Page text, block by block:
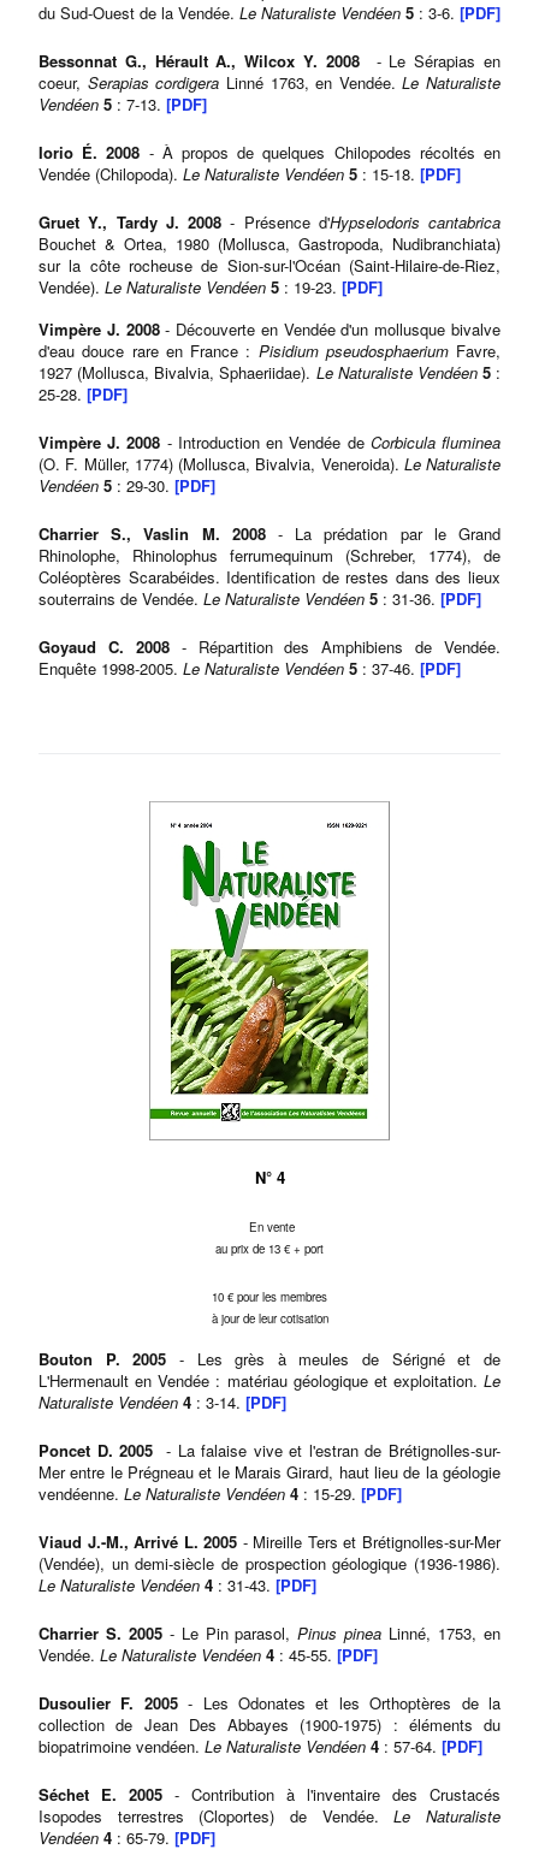
du Sud-Ouest de la Vendée. Le Naturaliste Vendéen 5 : 3-6. [PDF]
Bessonnat G., Hérault A., Wilcox Y. 2008- Le Sérapias en
coeur, Serapias cordigera Linné 1763, en Vendée.Le Naturaliste
Vendéen 5 : 7-13. [PDF]
Iorio É. 2008 - À propos de quelques Chilopodes récoltés en
Vendée (Chilopoda). Le Naturaliste Vendéen 5 : 15-18. [PDF]
Gruet Y., Tardy J. 2008 - Présence d'Hypselodoris cantabrica
Bouchet & Ortea, 1980 (Mollusca, Gastropoda, Nudibranchiata)
sur la côte rocheuse de Sion-sur-l'Océan (Saint-Hilaire-de-Riez,
Vendée). Le Naturaliste Vendéen 5 : 19-23. [PDF]
Vimpère J. 2008- Découverte en Vendée d'un mollusque bivalve
d'eau douce rare en France : Pisidium pseudosphaeriumFavre,
1927 (Mollusca, Bivalvia, Sphaeriidae). Le Naturaliste Vendéen 5:
25-28. [PDF]
Vimpère J. 2008 - Introduction en Vendée de Corbicula fluminea
(O. F. Müller, 1774) (Mollusca, Bivalvia, Veneroida). Le Naturaliste
Vendéen 5 : 29-30. [PDF]
Charrier S., Vaslin M. 2008- La prédation par le Grand
Rhinolophe, Rhinolophus ferrumequinum (Schreber, 1774), de
Coléoptères Scarabéides. Identification de restes dans des lieux
souterrains de Vendée. Le Naturaliste Vendéen 5 : 31-36. [PDF]
Goyaud C. 2008- Répartition des Amphibiens de Vendée.
Enquête 1998-2005. Le Naturaliste Vendéen 5 : 37-46. [PDF]
N° 4
En vente
au prix de 13 € + port
10 € pour les membres
à jour de leur cotisation
Bouton P. 2005 - Les grès à meules de Sérigné et de
L'Hermenault en Vendée : matériau géologique et exploitation. Le
Naturaliste Vendéen 4 : 3-14. [PDF]
Poncet D. 2005 - La falaise vive et l'estran de Brétignolles-sur-
Mer entre le Prégneau et le Marais Girard, haut lieu de la géologie
vendéenne. Le Naturaliste Vendéen 4 : 15-29. [PDF]
Viaud J.-M., Arrivé L. 2005 - Mireille Ters et Brétignolles-sur-Mer
(Vendée), un demi-siècle de prospection géologique (1936-1986).
Le Naturaliste Vendéen 4 : 31-43. [PDF]
Charrier S. 2005- Le Pin parasol,Pinus pinea Linné, 1753, en
Vendée. Le Naturaliste Vendéen 4 : 45-55. [PDF]
Dusoulier F. 2005- Les Odonates et les Orthoptères de la
collection de Jean Des Abbayes (1900-1975) : éléments du
biopatrimoine vendéen. Le Naturaliste Vendéen 4 : 57-64. [PDF]
Séchet E. 2005 - Contribution à l'inventaire des Crustacés
Isopodes terrestres (Cloportes) de Vendée.Le Naturaliste
Vendéen 4 : 65-79. [PDF]